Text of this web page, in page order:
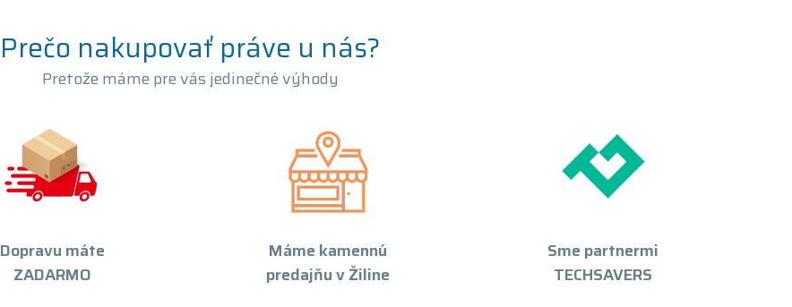
Prečo nakupovať práve u nás?
Pretože máme pre vás jedinečné výhody
Dopravu máte
ZADARMO
Máme kamennú
predajňu v Žiline
Sme partnermi
TECHSAVERS